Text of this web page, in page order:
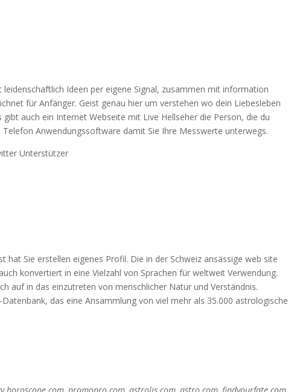
Ideen per eigene Signal, zusammen mit information
für Anfänger. Geist genau hier um verstehen wo dein Liebesleben
auch ein Internet Webseite mit Live Hellseher die Person, die du
Anwendungssoftware damit Sie Ihre Messwerte unterwegs.
Unterstützer
Sie erstellen eigenes Profil. Die in der Schweiz ansässige web site
konvertiert in eine Vielzahl von Sprachen für weltweit Verwendung.
auf in das einzutreten von menschlicher Natur und Verständnis.
das eine Ansammlung von viel mehr als 35.000 astrologische